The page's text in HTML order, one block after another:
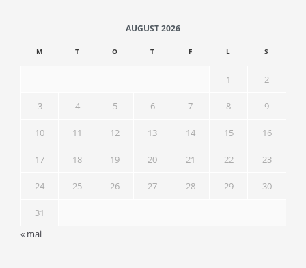
AUGUST 2026
M T O T F L S
1 2
3 4 5 6 7 8 9
10 11 12 13 14 15 16
17 18 19 20 21 22 23
24 25 26 27 28 29 30
31
« mai